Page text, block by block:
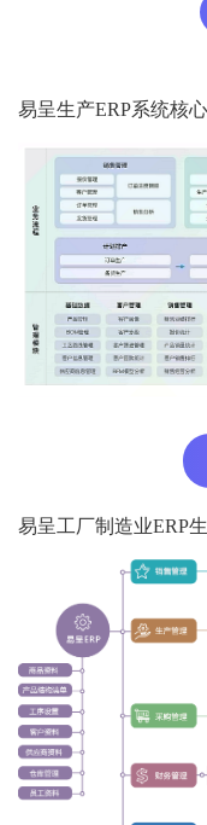
易呈生产ERP系统核
易呈工厂制造业ERP